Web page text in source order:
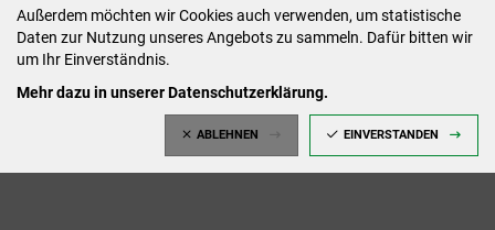
Außerdem möchten wir Cookies auch verwenden, um statistische
Daten zur Nutzung unseres Angebots zu sammeln. Dafür bitten wir
um Ihr Einverständnis.
Mehr dazu in unserer Datenschutzerklärung.
ABLEHNEN EINVERSTANDEN
Dienstag: 09:00-12:00 /14:00-16:00 Uhr
Mittwoch: 09:00 - 12:00 Uhr (nach vorheriger
Donnerstag: 09:00-12:00 /14:00-18:00 Uhr
Freitag: 09:00-12:00 Uhr